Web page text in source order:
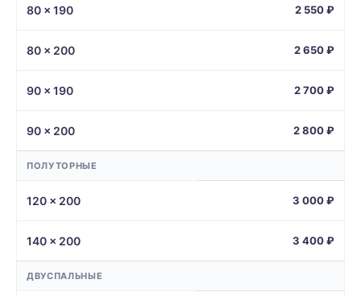
80 × 190 2 550 ₽
80 × 200 2 650 ₽
90 × 190 2 700 ₽
90 × 200 2 800 ₽
ПОЛУТОРНЫЕ
120 × 200 3 000 ₽
140 × 200 3 400 ₽
ДВУСПАЛЬНЫЕ